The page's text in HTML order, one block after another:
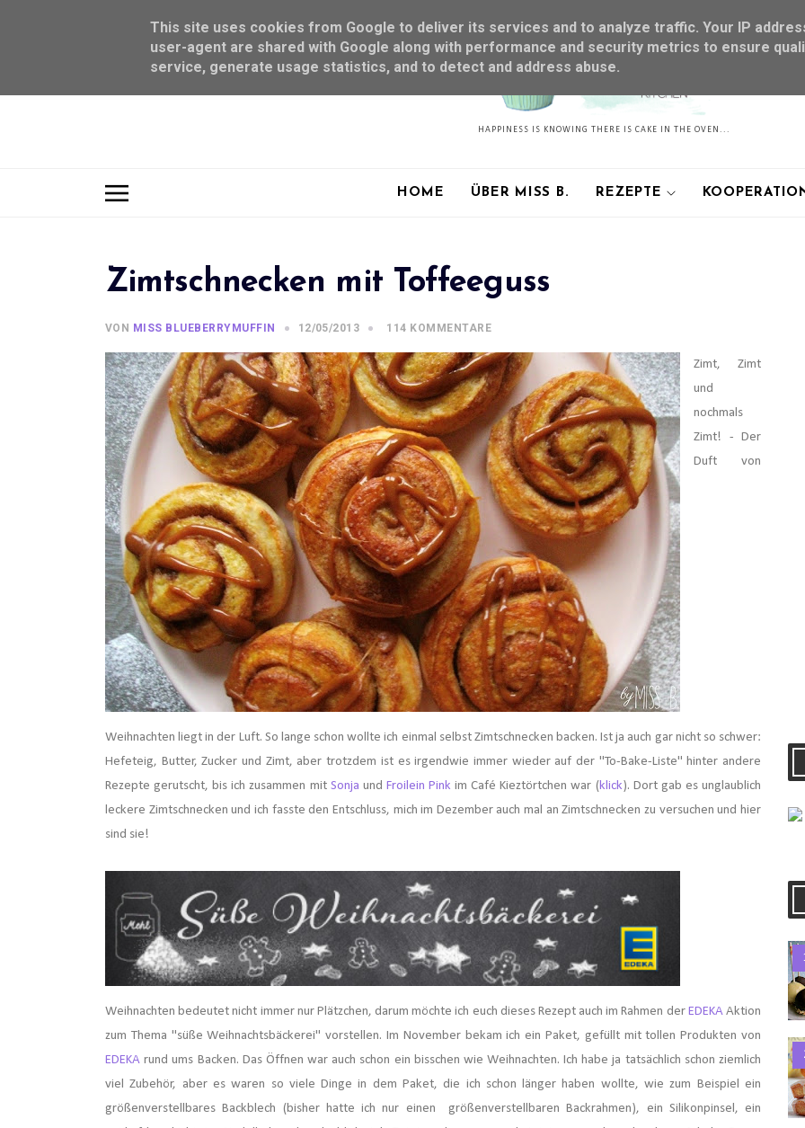
HAPPINESS IS KNOWING THERE IS CAKE IN THE OVEN...
HOME ÜBER MISS B. REZEPTE
Zimtschnecken mit Toffeeguss
VON MISS BLUEBERRYMUFFIN 12/05/2013 114 KOMMENTARE
Zimt, Zimt
und
nochmals
Zimt! - Der
Duft von
Weihnachten liegt in der Luft. So lange schon wollte ich einmal selbst Zimtschnecken backen. Ist ja auch gar nicht so schwer:
Hefeteig, Butter, Zucker und Zimt, aber trotzdem ist es irgendwie immer wieder auf der "To-Bake-Liste" hinter andere
Rezepte gerutscht, bis ich zusammen mit Sonja und Froilein Pink im Café Kieztörtchen war (klick ). Dort gab es unglaublich
leckere Zimtschnecken und ich fasste den Entschluss, mich im Dezember auch mal an Zimtschnecken zu versuchen und hier
sind sie!
Weihnachten bedeutet nicht immer nur Plätzchen, darum möchte ich euch dieses Rezept auch im Rahmen der EDEKAAktion
zum Thema "süße Weihnachtsbäckerei" vorstellen. Im November bekam ich ein Paket, gefüllt mit tollen Produkten von
EDEKA rund ums Backen. Das Öffnen war auch schon ein bisschen wie Weihnachten. Ich habe ja tatsächlich schon ziemlich
viel Zubehör, aber es waren so viele Dinge in dem Paket, die ich schon länger haben wollte, wie zum Beispiel ein
größenverstellbares Backblech (bisher hatte ich nur einen größenverstellbaren Backrahmen), ein Silikonpinsel, ein
This site uses cookies from Google to deliver its services and to analyze traffic. Your IP
user-agent are shared with Google along with performance and security metrics to ensure
service, generate usage statistics, and to detect and address abuse.